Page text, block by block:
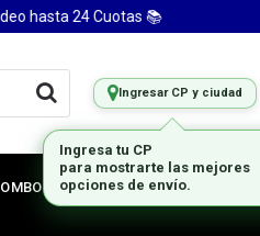
24 Cuotas 📚
Ingresar CP y ciudad
PREGUNTAS
Ingresa tu CP
para mostrarte las mejores
opciones de envío.